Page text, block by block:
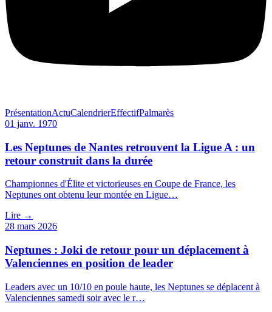
PrésentationActuCalendrierEffectifPalmarès
01 janv. 1970
Les Neptunes de Nantes retrouvent la Ligue A : un
retour construit dans la durée
Championnes d'Élite et victorieuses en Coupe de France, les
Neptunes ont obtenu leur montée en Ligue…
Lire →
28 mars 2026
Neptunes : Joki de retour pour un déplacement à
Valenciennes en position de leader
Leaders avec un 10/10 en poule haute, les Neptunes se déplacent à
Valenciennes samedi soir avec le r…